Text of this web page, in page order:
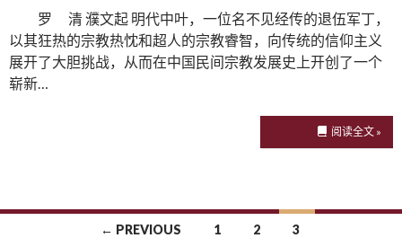
罗 清 濮文起 明代中叶，一位名不见经传的退伍军丁，
以其狂热的宗教热忱和超人的宗教睿智，向传统的信仰主义
展开了大胆挑战，从而在中国民间宗教发展史上开创了一个
崭新…
阅读全文 »
← PREVIOUS 1 2 3